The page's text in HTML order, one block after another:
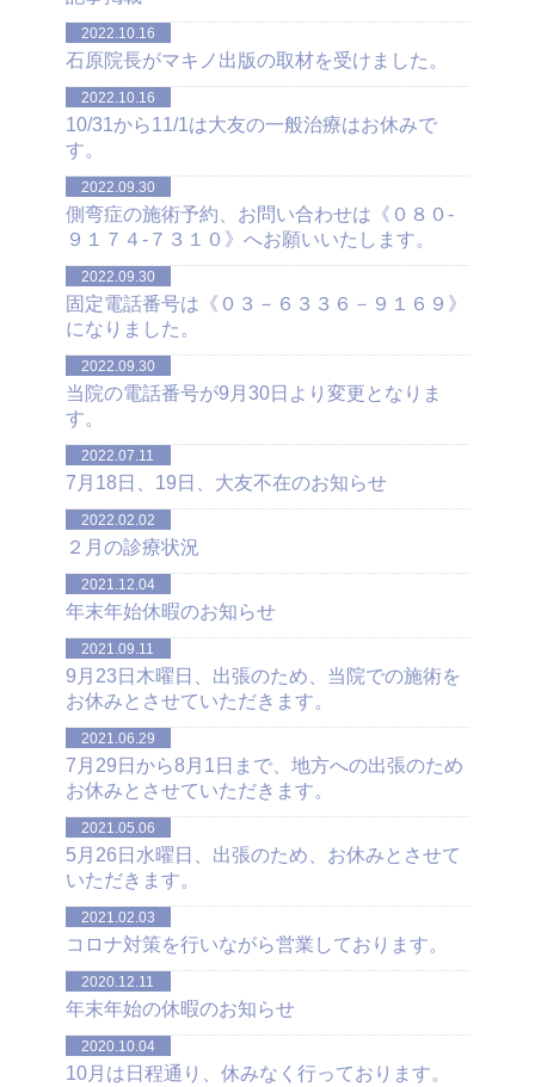
2022.10.16
石原院長がマキノ出版の取材を受けました。
2022.10.16
10/31から11/1は大友の一般治療はお休みで
す。
2022.09.30
側弯症の施術予約、お問い合わせは《０８０-
９１７４-７３１０》へお願いいたします。
2022.09.30
固定電話番号は《０３－６３３６－９１６９》
になりました。
2022.09.30
当院の電話番号が9月30日より変更となりま
す。
2022.07.11
7月18日、19日、大友不在のお知らせ
2022.02.02
２月の診療状況
2021.12.04
年末年始休暇のお知らせ
2021.09.11
9月23日木曜日、出張のため、当院での施術を
お休みとさせていただきます。
2021.06.29
7月29日から8月1日まで、地方への出張のため
お休みとさせていただきます。
2021.05.06
5月26日水曜日、出張のため、お休みとさせて
いただきます。
2021.02.03
コロナ対策を行いながら営業しております。
2020.12.11
年末年始の休暇のお知らせ
2020.10.04
10月は日程通り、休みなく行っております。